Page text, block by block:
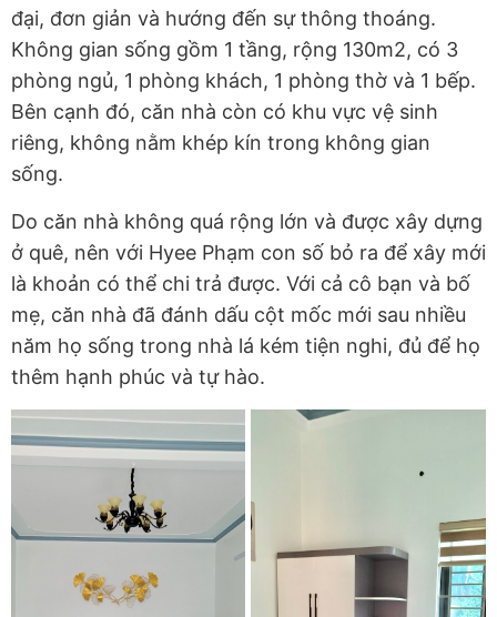
đại, đơn giản và hướng đến sự thông thoáng.
Không gian sống gồm 1 tầng, rộng 130m2, có 3
phòng ngủ, 1 phòng khách, 1 phòng thờ và 1 bếp.
Bên cạnh đó, căn nhà còn có khu vực vệ sinh
riêng, không nằm khép kín trong không gian
sống.
Do căn nhà không quá rộng lớn và được xây dựng
ở quê, nên với Hyee Phạm con số bỏ ra để xây mới
là khoản có thể chi trả được. Với cả cô bạn và bố
mẹ, căn nhà đã đánh dấu cột mốc mới sau nhiều
năm họ sống trong nhà lá kém tiện nghi, đủ để họ
thêm hạnh phúc và tự hào.